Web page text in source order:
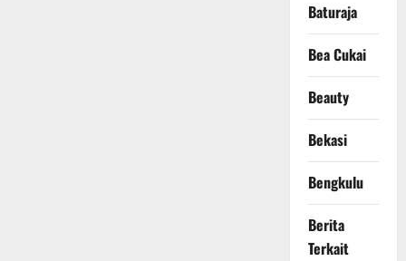
Baturaja
Bea Cukai
Beauty
Bekasi
Bengkulu
Berita
Terkait